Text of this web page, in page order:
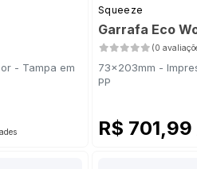
- Tampa em
Squeeze
Garrafa Eco
(0
73x203mm -
PP
R$ 701,99